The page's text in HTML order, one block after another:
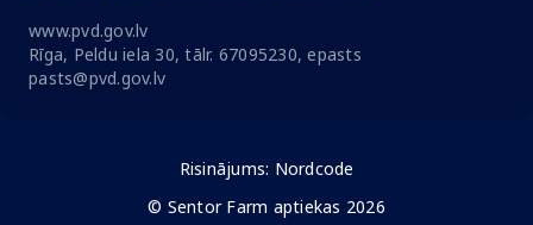
www.pvd.gov.lv
Rīga, Peldu iela 30, tālr. 67095230, epasts
pasts@pvd.gov.lv
Risinājums: Nordcode
© Sentor Farm aptiekas 2026